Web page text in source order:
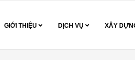
GIỚI THIỆU DỊCH VỤ XÂY